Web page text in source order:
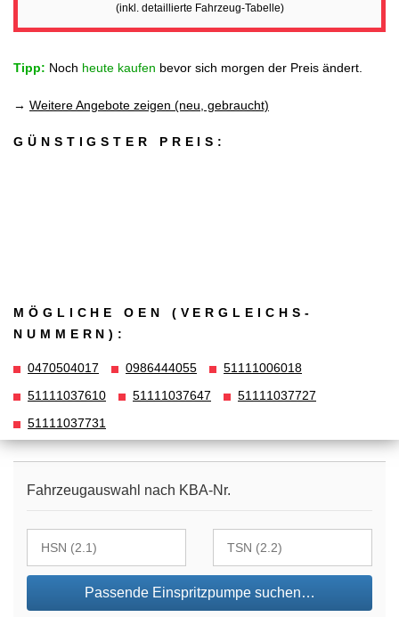
(inkl. detaillierte Fahrzeug-Tabelle)
Tipp: Noch heute kaufen bevor sich morgen der Preis ändert.
→ Weitere Angebote zeigen (neu, gebraucht)
GÜNSTIGSTER PREIS:
MÖGLICHE OEN (VERGLEICHS­
NUMMERN):
0470504017 0986444055
51111006018
51111037610
51111037647
51111037727
51111037731
Fahrzeugauswahl nach KBA-Nr.
Passende Einspritzpumpe suchen…